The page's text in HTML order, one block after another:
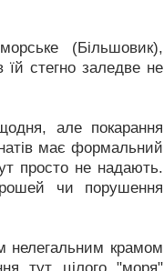
(Більшовик),
їй стегно заледве не
але покарання
має формальний
просто не надають.
чи порушення
нелегальним крамом